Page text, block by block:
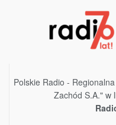
Polskie Radio -
Zachód S.A." w